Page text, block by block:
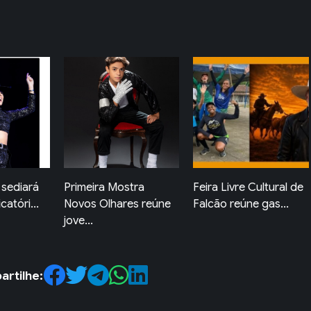
reúne
Feira Livre Cultural de
Falcão reúne gas...
FeirArte de Quatis
movimenta o Centro